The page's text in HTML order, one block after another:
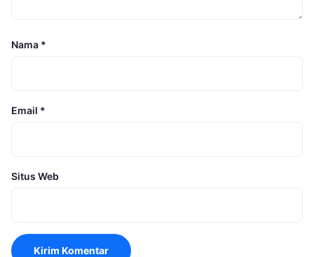
Nama *
Email *
Situs Web